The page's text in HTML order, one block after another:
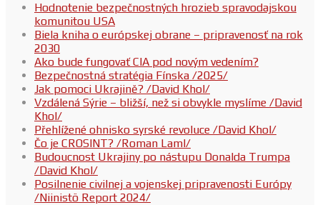
Hodnotenie bezpečnostných hrozieb spravodajskou
komunitou USA
Biela kniha o európskej obrane – pripravenosť na rok
2030
Ako bude fungovať CIA pod novým vedením?
Bezpečnostná stratégia Fínska /2025/
Jak pomoci Ukrajině? /David Khol/
Vzdálená Sýrie – bližší, než si obvykle myslíme /David
Khol/
Přehlížené ohnisko syrské revoluce /David Khol/
Čo je CROSINT? /Roman Laml/
Budoucnost Ukrajiny po nástupu Donalda Trumpa
/David Khol/
Posilnenie civilnej a vojenskej pripravenosti Európy
/Niinistö Report 2024/